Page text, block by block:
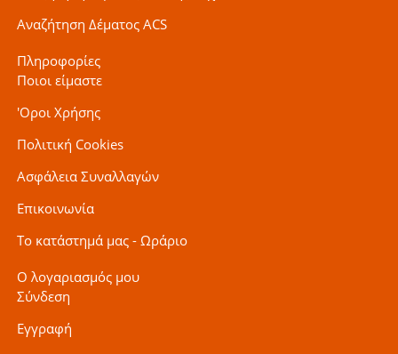
Αναζήτηση Δέματος ACS
Πληροφορίες
Ποιοι είμαστε
'Οροι Χρήσης
Πολιτική Cookies
Ασφάλεια Συναλλαγών
Επικοινωνία
Το κατάστημά μας - Ωράριο
Ο λογαριασμός μου
Σύνδεση
Εγγραφή